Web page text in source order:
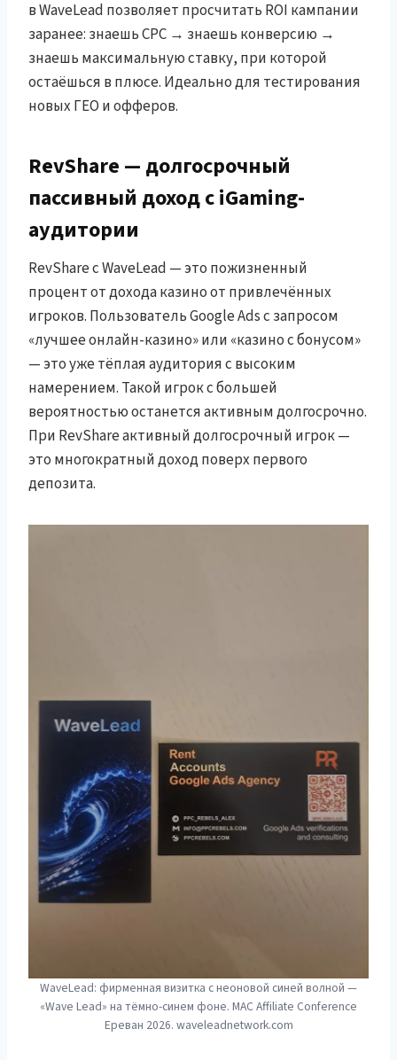
в WaveLead позволяет просчитать ROI кампании
заранее: знаешь CPC → знаешь конверсию →
знаешь максимальную ставку, при которой
остаёшься в плюсе. Идеально для тестирования
новых ГЕО и офферов.
RevShare — долгосрочный
пассивный доход с iGaming-
аудитории
RevShare с WaveLead — это пожизненный
процент от дохода казино от привлечённых
игроков. Пользователь Google Ads с запросом
«лучшее онлайн-казино» или «казино с бонусом»
— это уже тёплая аудитория с высоким
намерением. Такой игрок с большей
вероятностью останется активным долгосрочно.
При RevShare активный долгосрочный игрок —
это многократный доход поверх первого
депозита.
WaveLead: фирменная визитка с неоновой синей волной —
«Wave Lead» на тёмно-синем фоне. MAC Affiliate Conference
Ереван 2026. waveleadnetwork.com